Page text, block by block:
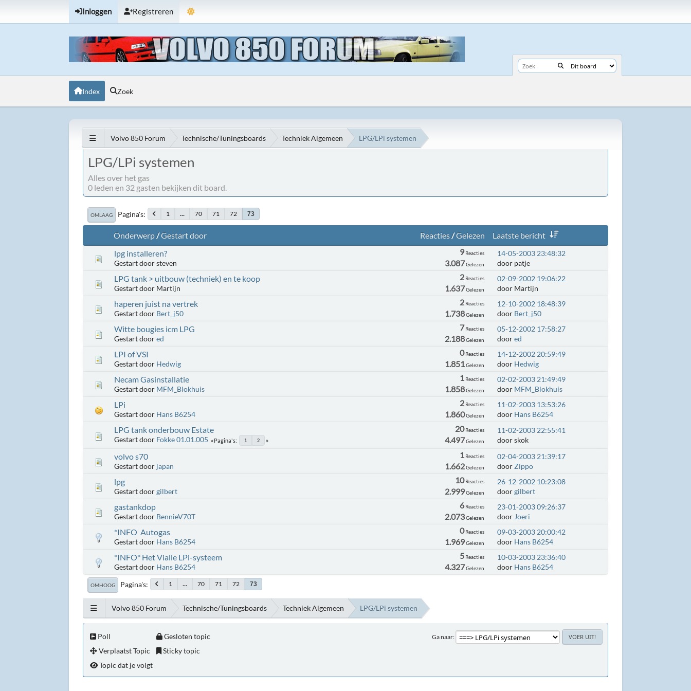
Inloggen Registreren
Index Zoek
Volvo 850 Forum Technische/Tuningsboards Techniek Algemeen LPG/LPi systemen
LPG/LPi systemen
Alles over het gas
0 leden en 32 gasten bekijken dit board.
OMLAAG Pagina's 1 ... 70 71 72 73
Onderwerp/Gestart door Reacties/Gelezen
Laatste bericht
lpg installeren?
Gestart door steven
9Reacties
3.087Gelezen
14-05-2003 23:48:32
door patje
LPG tank > uitbouw (techniek) en te koop
Gestart door Martijn
2 Reacties
1.637Gelezen
02-09-2002 19:06:22
door Martijn
haperen juist na vertrek
Gestart door Bert_j50
2 Reacties
1.738Gelezen
12-10-2002 18:48:39
door Bert_j50
Witte bougies icm LPG
Gestart doored
7 Reacties
2.188Gelezen
05-12-2002 17:58:27
doored
LPI of VSI
Gestart door Hedwig
0Reacties
1.851 Gelezen
14-12-2002 20:59:49
door Hedwig
Necam Gasinstallatie
Gestart door MFM_Blokhuis
1 Reacties
1.858Gelezen
02-02-2003 21:49:49
door MFM_Blokhuis
LPi
Gestart door Hans B6254
2 Reacties
1.860Gelezen
11-02-2003 13:53:26
door Hans B6254
LPG tank onderbouw Estate
Gestart door Fokke 01.01.005 Pagina's 1 2
20Reacties
4.497Gelezen
11-02-2003 22:55:41
door skok
volvo s70
Gestart door japan
1 Reacties
1.662Gelezen
02-04-2003 21:39:17
door Zippo
lpg
Gestart doorgilbert
10Reacties
2.999Gelezen
26-12-2002 10:23:08
doorgilbert
gastankdop
Gestart door BennieV70T
6Reacties
2.073Gelezen
23-01-2003 09:26:37
door Joeri
*INFO Autogas
Gestart door Hans B6254
0Reacties
1.969Gelezen
09-03-2003 20:00:42
door Hans B6254
*INFO* Het Vialle LPi-systeem
Gestart door Hans B6254
5 Reacties
4.327Gelezen
10-03-2003 23:36:40
door Hans B6254
OMHOOG Pagina's 1 ... 70 71 72 73
Volvo 850 Forum Technische/Tuningsboards Techniek Algemeen LPG/LPi systemen
Ga naar
Poll
Verplaatst Topic
Gesloten topic
Sticky topic
Topic dat je volgt